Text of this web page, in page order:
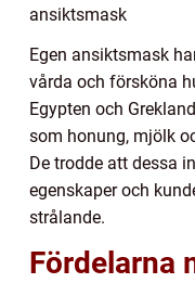
ansiktsmask
Egen ansiktsmask
vårda och försköna
Egypten och
som honung, mjölk
De trodde att dessa
egenskaper och
strålande.
Fördelarna